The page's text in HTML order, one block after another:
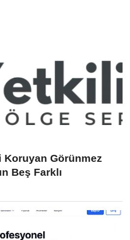
Koruyan Görünmez
Beş Farklı